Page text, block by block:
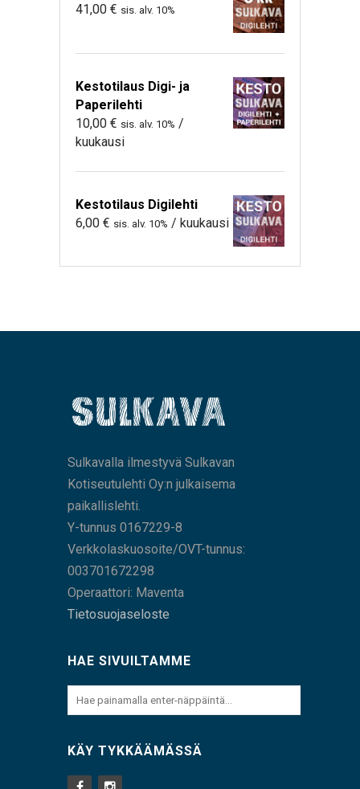
41,00 € sis. alv. 10%
Kestotilaus Digi- ja
Paperilehti
10,00 € sis. alv. 10% /
kuukausi
Kestotilaus Digilehti
6,00 € sis. alv. 10% / kuukausi
Sulkavalla ilmestyvä Sulkavan
Kotiseutulehti Oy:n julkaisema
paikallislehti.
Y-tunnus 0167229-8
Verkkolaskuosoite/OVT-tunnus:
003701672298
Operaattori: Maventa
Tietosuojaseloste
HAE SIVUILTAMME
KÄY TYKKÄÄMÄSSÄ